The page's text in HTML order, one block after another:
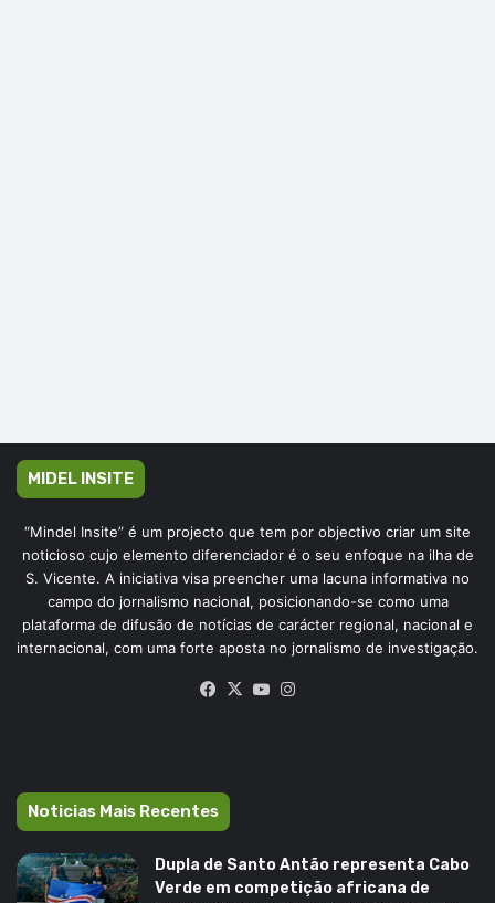
MIDEL INSITE
“Mindel Insite” é um projecto que tem por objectivo criar um site
noticioso cujo elemento diferenciador é o seu enfoque na ilha de
S. Vicente. A iniciativa visa preencher uma lacuna informativa no
campo do jornalismo nacional, posicionando-se como uma
plataforma de difusão de notícias de carácter regional, nacional e
internacional, com uma forte aposta no jornalismo de investigação.
Facebook
X YouTube
Noticias Mais Recentes
Dupla de Santo Antão representa Cabo
Verde em competição africana de